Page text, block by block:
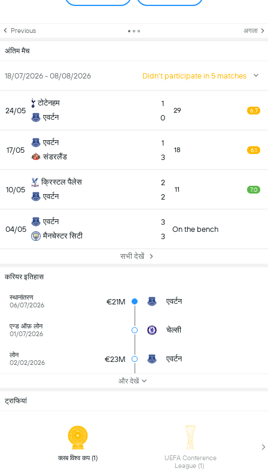
Previous अगला
अंतिम मैच
18/07/2026 - 08/08/2026 Didn't participate in 5 matches
24/05
टोटेनहम
एवर्टन
1
0
29 6.7
17/05
एवर्टन
संडरलैंड
1
3
18 6.1
10/05
क्रिस्टल पैलेस
एवर्टन
2
2
11 7.0
04/05
एवर्टन
मैनचेस्टर सिटी
3
3
On the bench
सभी देखें
करियर इतिहास
स्थानांतरण
06/07/2026
€21M एवर्टन
एन्ड ऑफ़ लोन
01/07/2026
चेल्सी
लोन
02/02/2026
€23M एवर्टन
और देखें
ट्राफियां
क्लब विश्व कप (1)
UEFA Conference